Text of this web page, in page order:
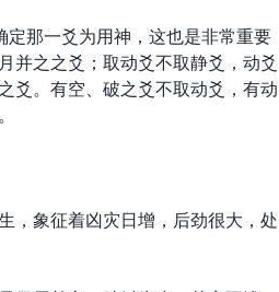
那一爻为用神，这也是非常重要
并之之爻；取动爻不取静爻，动爻
爻。有空、破之爻不取动爻，有动
象征着凶灾日增，后劲很大，处